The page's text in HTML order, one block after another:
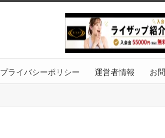
プライバシーポリシー 運営者情報 お